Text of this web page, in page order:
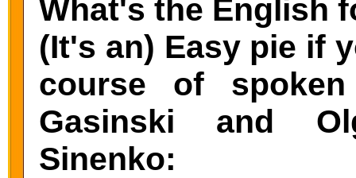
What's the English
(It's an) Easy pie if
course of
Gasinski and
Sinenko: